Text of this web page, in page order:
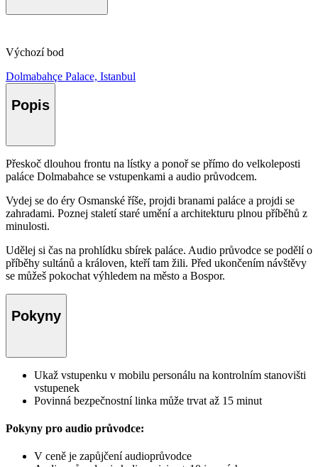
Výchozí bod
Dolmabahçe Palace, Istanbul
Popis
Přeskoč dlouhou frontu na lístky a ponoř se přímo do velkoleposti
paláce Dolmabahce se vstupenkami a audio průvodcem.
Vydej se do éry Osmanské říše, projdi branami paláce a projdi se
zahradami. Poznej staletí staré umění a architekturu plnou příběhů z
minulosti.
Udělej si čas na prohlídku sbírek paláce. Audio průvodce se podělí o
příběhy sultánů a královen, kteří tam žili. Před ukončením návštěvy
se můžeš pokochat výhledem na město a Bospor.
Pokyny
Ukaž vstupenku v mobilu personálu na kontrolním stanovišti
vstupenek
Povinná bezpečnostní linka může trvat až 15 minut
Pokyny pro audio průvodce:
V ceně je zapůjčení audioprůvodce